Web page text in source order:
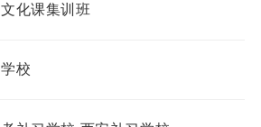
化课集训班
校